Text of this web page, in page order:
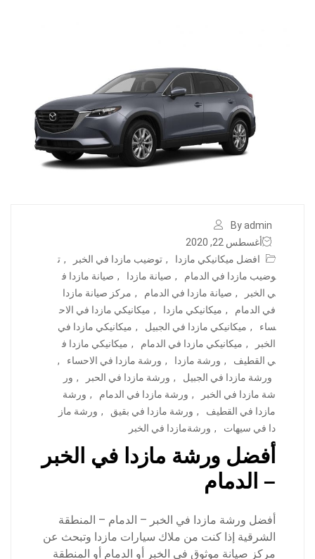
By admin
أغسطس 22, 2020
افضل ميكانيكي مازدا
, توضيب مازدا في الخبر , ت
وضيب مازدا في الدمام
, صيانة مازدا , صيانة مازدا ف
ي الخبر
, صيانة مازدا في الدمام , مركز صيانة مازدا
في الدمام
, ميكانيكي مازدا , ميكانيكي مازدا في الاح
ساء
, ميكانيكي مازدا في الجبيل , ميكانيكي مازدا في
الخبر
, ميكانيكي مازدا في الدمام , ميكانيكي مازدا ف
ي القطيف
, ورشة مازدا , ورشة مازدا في الاحساء
,
ورشة مازدا في الجبيل
, ورشة مازدا في الحبر , ور
شة مازدا في الخبر
, ورشة مازدا في الدمام , ورشة
مازدا في القطيف
, ورشة مازدا في بقيق , ورشة ماز
دا في سيهات
, ورشةمازدا في الخبر
أفضل ورشة مازدا في الخبر
– الدمام
أفضل ورشة مازدا في الخبر – الدمام – المنطقة
الشرقية إذا كنت من ملاك سيارات مازدا وتبحث عن
مركز صيانة موثوق في الخبر أو الدمام أو المنطقة